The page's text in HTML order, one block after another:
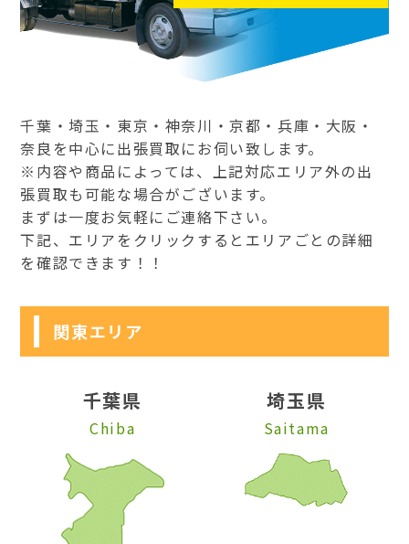
千葉・埼玉・東京・神奈川・京都・兵庫・大阪・
奈良を中心に出張買取にお伺い致します。
※内容や商品によっては、上記対応エリア外の出
張買取も可能な場合がございます。
まずは一度お気軽にご連絡下さい。
下記、エリアをクリックするとエリアごとの詳細
を確認できます！！
関東エリア
千葉県
Chiba
埼玉県
Saitama